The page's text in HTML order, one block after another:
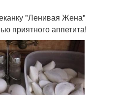
"Ленивая Жена"
приятного аппетита!